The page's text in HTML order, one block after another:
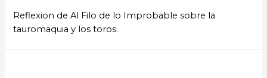
Reflexion de Al Filo de lo Improbable sobre la
tauromaquia y los toros.